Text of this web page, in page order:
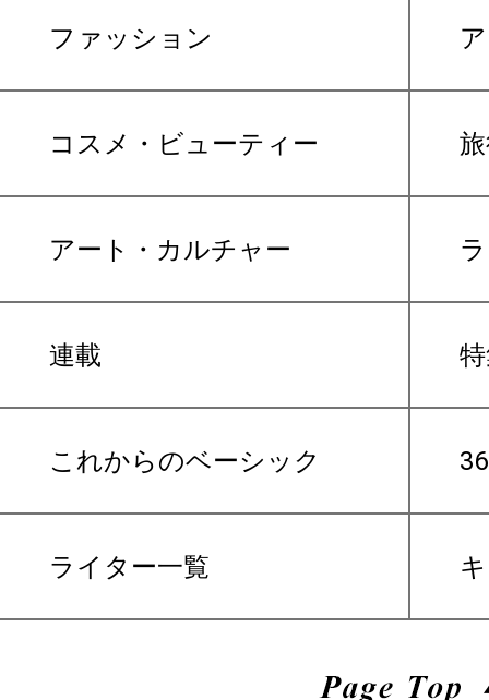
ファッション
コスメ・ビューティー
アート・カルチャー
連載
これからのベーシック
ライター一覧